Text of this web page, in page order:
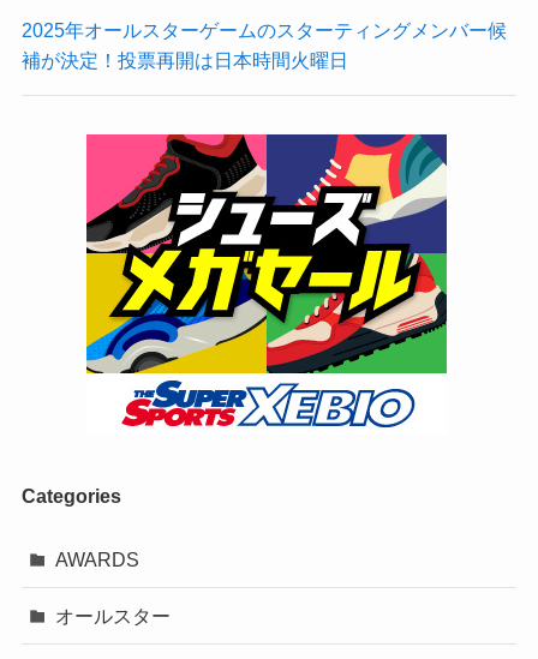
2025年オールスターゲームのスターティングメンバー候
補が決定！投票再開は日本時間火曜日
Categories
AWARDS
オールスター